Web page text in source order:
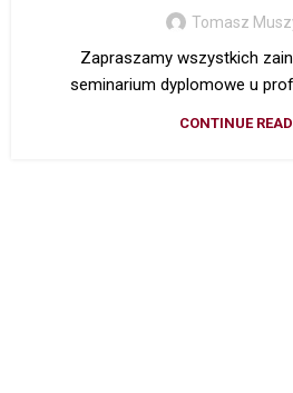
Tomasz
Zapraszamy wszystkich
seminarium dyplomowe u
CONTINUE